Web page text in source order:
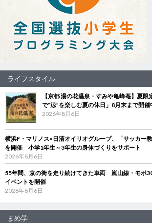
ライフスタイル
【京都 湯の花温泉・すみや亀峰菴】夏
で“涼”を楽しむ夏の休日」8月末まで開催
2026年8月6日
横浜F・マリノス×日清オイリオグループ、「サッカー
を開催 小学1年生～3年生の身体づくりをサポート
2026年8月6日
55年間、京の街を走り続けてきた車両 嵐山線・モボ
イベントを開催
2026年8月6日
まめ学